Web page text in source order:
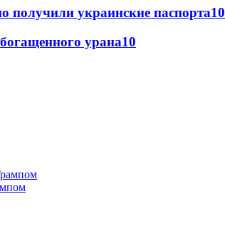
получили украинские паспорта10
урана10